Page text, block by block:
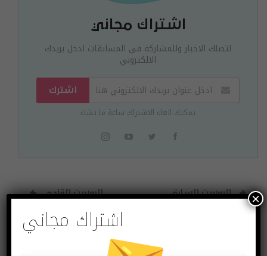
اشتراك مجاني
لتصلك الاخبار وللمشاركة في المسابقات ادخل بريدك
الالكتروني
اشترك
يمكنك الغاء الاشتراك ساعة ما تشاء
البوست السابق البوست القادم
من مليار دولار
لتكنولوجيا “الطاقة
اشتراك مجاني
×